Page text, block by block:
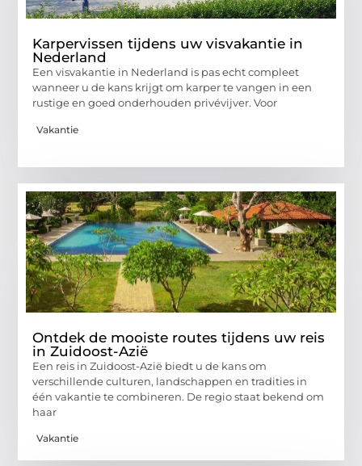
Karpervissen tijdens uw visvakantie in
Nederland
Een visvakantie in Nederland is pas echt compleet
wanneer u de kans krijgt om karper te vangen in een
rustige en goed onderhouden privévijver. Voor
Vakantie
Ontdek de mooiste routes tijdens uw reis
in Zuidoost-Azië
Een reis in Zuidoost-Azië biedt u de kans om
verschillende culturen, landschappen en tradities in
één vakantie te combineren. De regio staat bekend om
haar
Vakantie